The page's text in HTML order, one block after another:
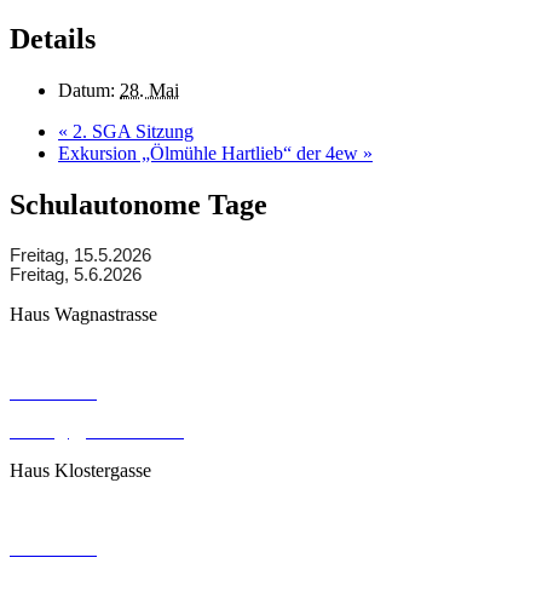
Details
Datum: 28. Mai
« 2. SGA Sitzung
Exkursion „Ölmühle Hartlieb“ der 4ew »
Schulautonome Tage
Freitag, 15.5.2026
Freitag, 5.6.2026
Haus Wagnastrasse
Haus Klostergasse